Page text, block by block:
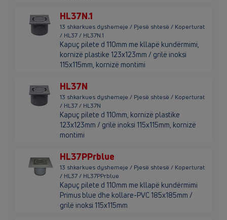
HL37N.1
13 shkarkues dyshemeje / Pjesë shtesë / Koperturat
/ HL37 / HL37N.1
Kapuç pilete d 110mm me kllapë kundërmimi,
kornizë plastike 123x123mm / grilë inoksi
115x115mm, kornizë montimi
HL37N
13 shkarkues dyshemeje / Pjesë shtesë / Koperturat
/ HL37 / HL37N
Kapuç pilete d 110mm, kornizë plastike
123x123mm / grilë inoksi 115x115mm, kornizë
montimi
HL37PPrblue
13 shkarkues dyshemeje / Pjesë shtesë / Koperturat
/ HL37 / HL37PPrblue
Kapuç pilete d 110mm me kllapë kundërmimi
Primus blue dhe kollare-PVC 185x185mm /
grilë inoksi 115x115mm